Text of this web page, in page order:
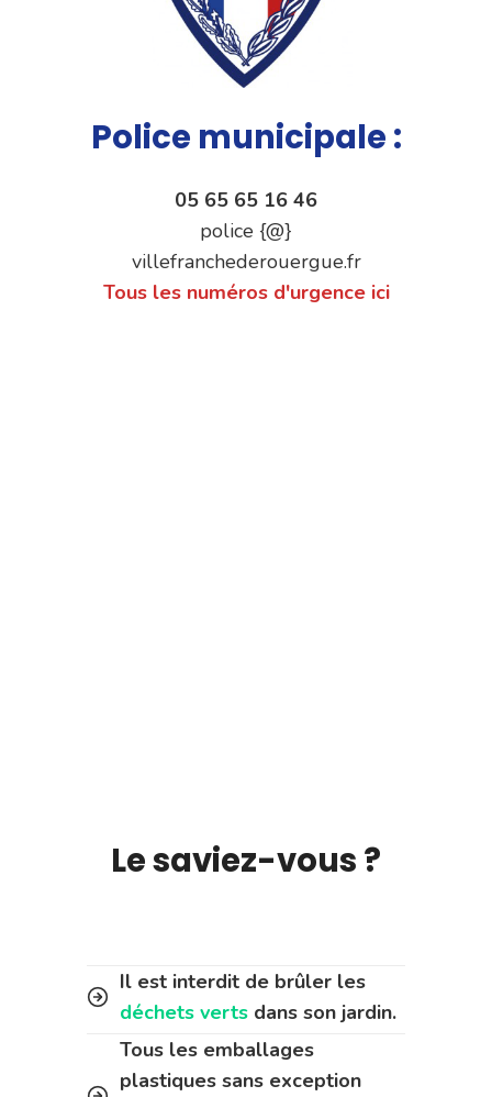
Police municipale :
05 65 65 16 46
police {@}
villefranchederouergue.fr
Tous les numéros d'urgence ici
Le saviez-vous ?
Il est interdit de brûler les
déchets verts dans son jardin.
Tous les emballages
plastiques sans exception